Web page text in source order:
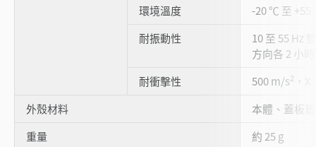
環境溫度
-20 ℃ 至 +55
耐振動性
10 至 55 Hz
方向各 2 小時
耐衝擊性
500 m/s2 ，
外殼材料
本體、蓋板
重量
約 25 g